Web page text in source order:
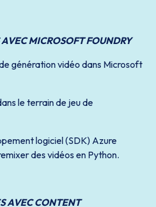
MICROSOFT FOUNDRY
génération vidéo dans Microsoft
le terrain de jeu de
logiciel (SDK) Azure
des vidéos en Python.
AVEC CONTENT